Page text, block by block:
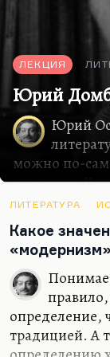
ЛЕКЦИЯ
Юрий
Юрий
можно по-
выпало все. И
походе великом»
вещах из его
менее
идеология
ненужных
посмертную,
прочел
ЛИТЕРАТУРА
Какое
определение,
традицией. А